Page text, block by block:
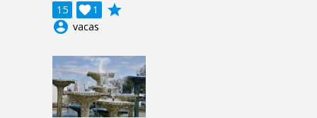
15 1

grade
account_circle vacas